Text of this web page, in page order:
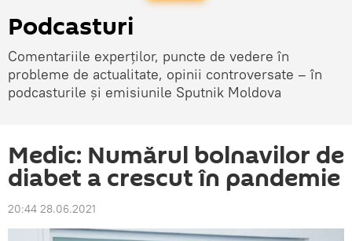
Podcasturi
Comentariile experților, puncte de vedere în
probleme de actualitate, opinii controversate – în
podcasturile și emisiunile Sputnik Moldova
Medic: Numărul bolnavilor de
diabet a crescut în pandemie
20:44 28.06.2021